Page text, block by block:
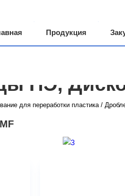
Продукция
ПЭ,
для переработки пластика/